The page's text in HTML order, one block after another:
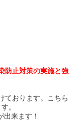
防止対策の実施と強
ております。こちら
。
来ます！